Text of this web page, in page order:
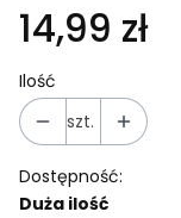
14,99 zł
Ilość
szt.
Dostępność:
Duża ilość